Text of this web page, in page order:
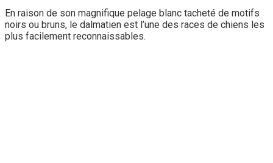
En raison de son magnifique pelage blanc tacheté de motifs
noirs ou bruns, le dalmatien est l’une des races de chiens les
plus facilement reconnaissables.